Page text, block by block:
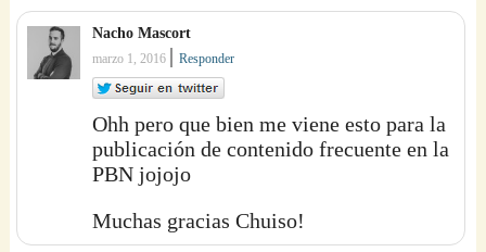
Nacho Mascort
marzo 1, 2016 |Responder
Ohh pero que bien me viene esto para la
publicación de contenido frecuente en la
PBN jojojo
Muchas gracias Chuiso!